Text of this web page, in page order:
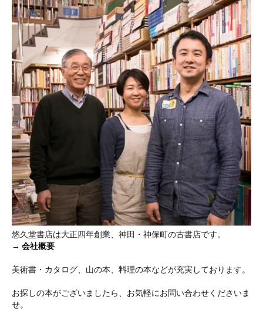
悠久堂書店は大正四年創業、神田・神保町の古書店です。
→ 会社概要
美術書・カタログ、山の本、料理の本などが充実しております。
お探しの本がございましたら、お気軽にお問い合わせくださいま
せ。